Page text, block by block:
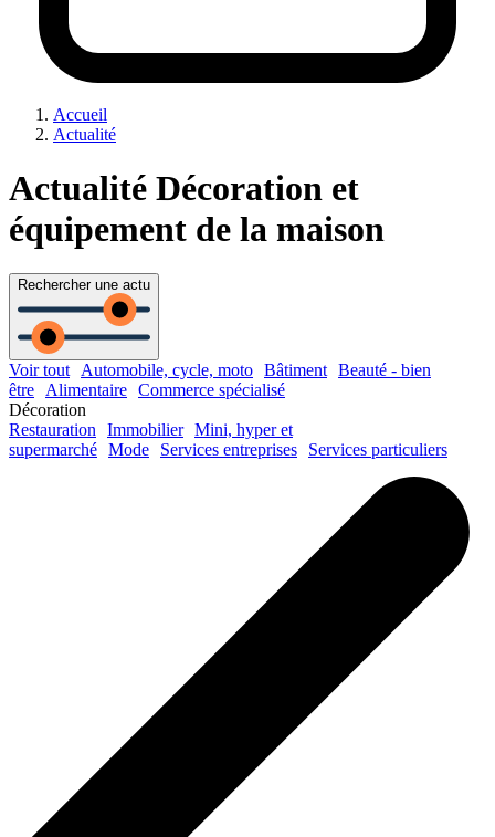
Accueil
Actualité
Actualité Décoration et
équipement de la maison
Rechercher une actu
Voir tout Automobile, cycle, moto Bâtiment Beauté - bien
être Alimentaire Commerce spécialisé
Décoration
Restauration Immobilier Mini, hyper et
supermarché Mode Services entreprises Services particuliers